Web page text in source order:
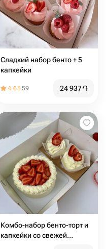
Сладкий набор бенто + 5
капкейки
4.6559 24 937֏
Комбо-набор бенто-торт и
капкейки со свежей